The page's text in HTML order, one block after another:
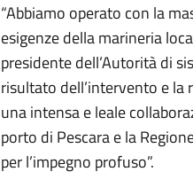
“Abbiamo operato con la
esigenze della marineria
presidente dell’Autorità di
risultato dell’intervento e
una intensa e leale
porto di Pescara e la
per l’impegno profuso”.